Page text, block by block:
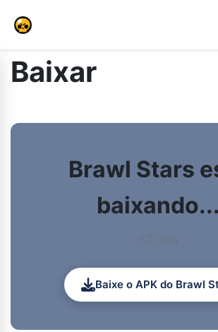
Baixar
Brawl Stars
baixando...
67.306
Baixe o APK do Brawl